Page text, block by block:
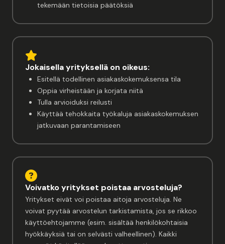
tekemään tietoisia päätöksiä
Jokaisella yrityksellä on oikeus:
Esitellä todellinen asiakaskokemuksensa tila
Oppia virheistään ja korjata niitä
Tulla arvioiduksi reilusti
Käyttää tehokkaita työkaluja asiakaskokemuksen
jatkuvaan parantamiseen
Voivatko yritykset poistaa arvosteluja?
Yritykset eivät voi poistaa aitoja arvosteluja. Ne
voivat pyytää arvostelun tarkistamista, jos se rikkoo
käyttöehtojamme (esim. sisältää henkilökohtaisia
hyökkäyksiä tai on selvästi valheellinen). Kaikki